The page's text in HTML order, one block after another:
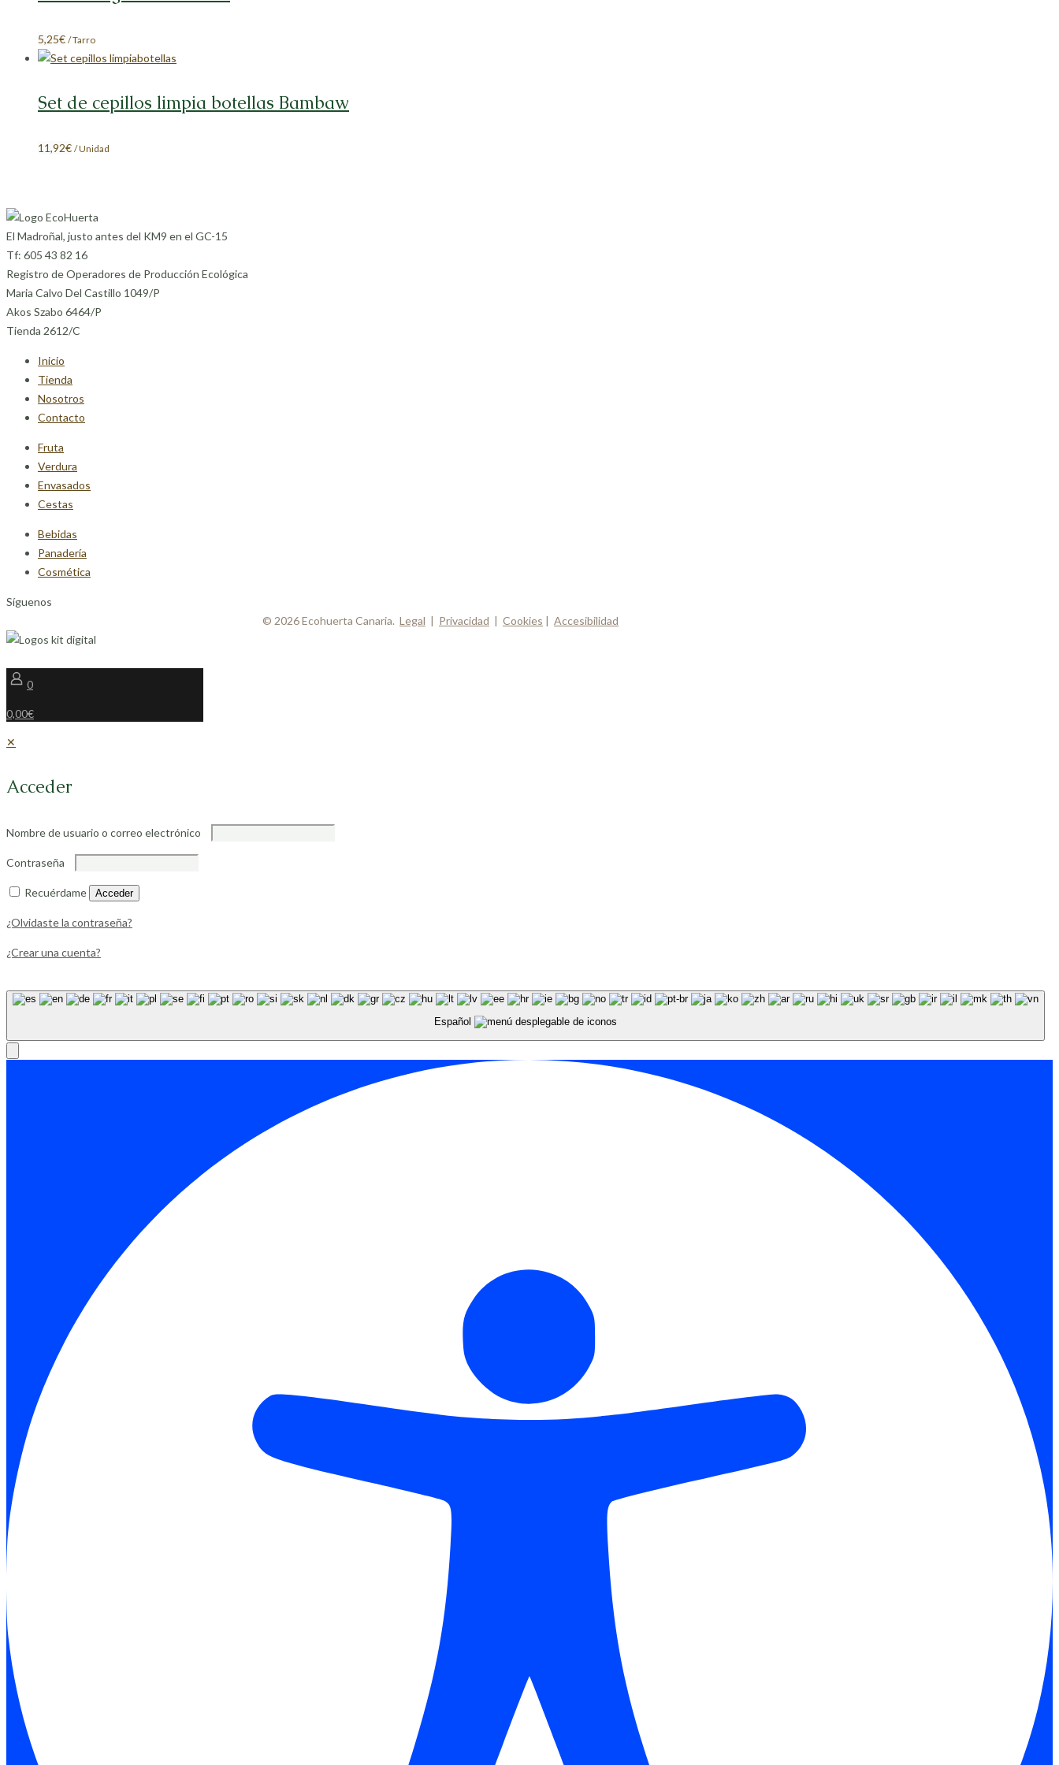
5,25€ / Tarro
Set de cepillos limpia botellas Bambaw
11,92€ / Unidad
El Madroñal, justo antes del KM9 en el GC-15
Tf: 605 43 82 16
Registro de Operadores de Producción Ecológica
Maria Calvo Del Castillo 1049/P
Akos Szabo 6464/P
Tienda 2612/C
Inicio
Tienda
Nosotros
Contacto
Fruta
Verdura
Envasados
Cestas
Bebidas
Panadería
Cosmética
Síguenos
© 2026 Ecohuerta Canaria. Legal | Privacidad | Cookies | Accesibilidad
0
0,00€
✕
Acceder
Nombre de usuario o correo electrónico
Contraseña
Recuérdame Acceder
¿Olvidaste la contraseña?
¿Crear una cuenta?
Español